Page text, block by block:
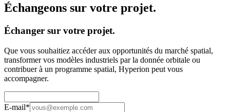
Échangeons sur votre projet.
Échanger sur votre projet.
Que vous souhaitiez accéder aux opportunités du marché spatial,
transformer vos modèles industriels par la donnée orbitale ou
contribuer à un programme spatial, Hyperion peut vous
accompagner.
E-mail*